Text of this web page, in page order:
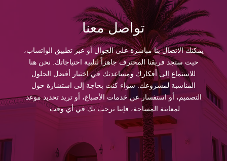
تواصل معنا
يمكنك الاتصال بنا مباشرة على الجوال أو عبر تطبيق الواتساب،
حيث ستجد فريقنا المحترف جاهزاً لتلبية احتياجاتك. نحن هنا
للاستماع إلى أفكارك ومساعدتك في اختيار أفضل الحلول
المناسبة لمشروعك. سواء كنت بحاجة إلى استشارة حول
التصميم، أو استفسار عن خدمات الأصباغ، أو تريد تحديد موعد
لمعاينة المساحة، فإننا نرحب بك في أي وقت.